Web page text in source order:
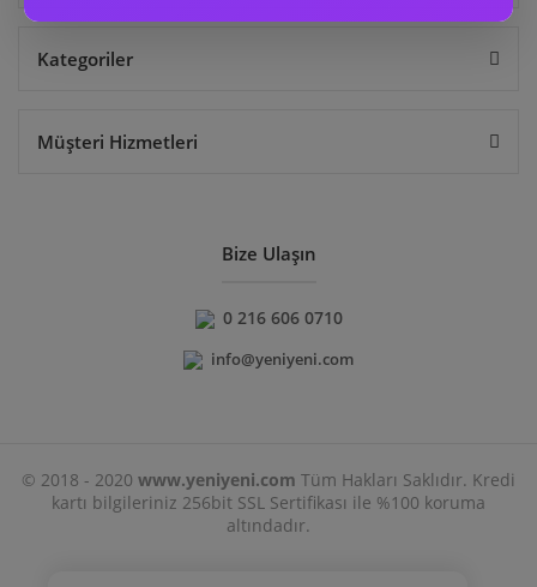
Kategoriler
Müşteri Hizmetleri
Bize Ulaşın
0 216 606 0710
info@yeniyeni.com
© 2018 - 2020 www.yeniyeni.com Tüm Hakları Saklıdır. Kredi
kartı bilgileriniz 256bit SSL Sertifikası ile %100 koruma
altındadır.